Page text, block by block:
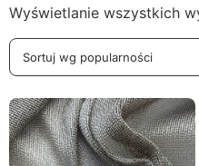
Wyświetlanie wszystkich